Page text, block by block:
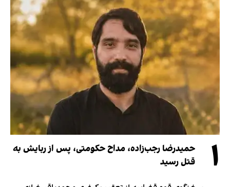
۱
حمیدرضا رجب‌زاده، مداح حکومتی، پس از ربایش به
قتل رسید